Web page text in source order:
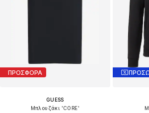
ΠΡΟΣΦΟΡΑ
GUESS
Μπλουζάκι 'CORE'